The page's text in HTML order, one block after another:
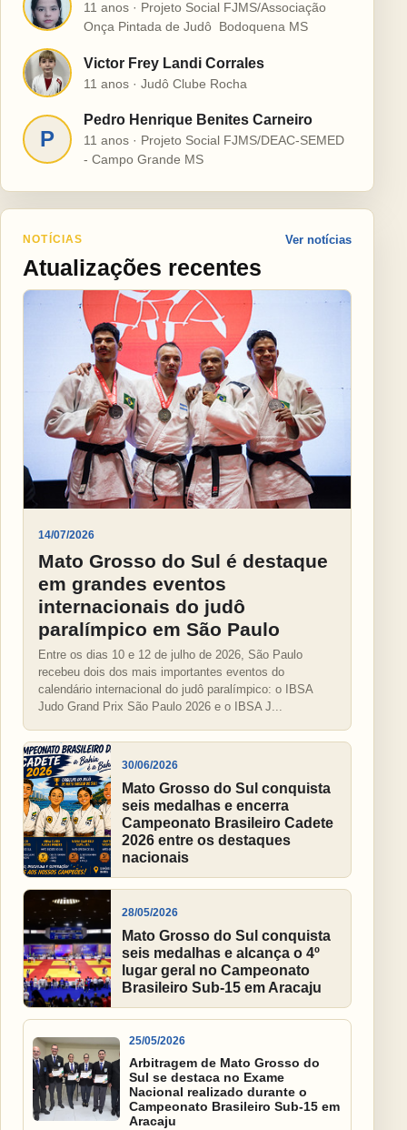
H
11 anos · Projeto Social FJMS/Associação
Onça Pintada de Judô  Bodoquena MS
V Victor Frey Landi Corrales
11 anos · Judô Clube Rocha
P
Pedro Henrique Benites Carneiro
11 anos · Projeto Social FJMS/DEAC-SEMED
- Campo Grande MS
NOTÍCIAS
Atualizações recentes
Ver notícias
14/07/2026
Mato Grosso do Sul é destaque
em grandes eventos
internacionais do judô
paralímpico em São Paulo
Entre os dias 10 e 12 de julho de 2026, São Paulo
recebeu dois dos mais importantes eventos do
calendário internacional do judô paralímpico: o IBSA
Judo Grand Prix São Paulo 2026 e o IBSA J...
30/06/2026
Mato Grosso do Sul conquista
seis medalhas e encerra
Campeonato Brasileiro Cadete
2026 entre os destaques
nacionais
28/05/2026
Mato Grosso do Sul conquista
seis medalhas e alcança o 4º
lugar geral no Campeonato
Brasileiro Sub-15 em Aracaju
25/05/2026
Arbitragem de Mato Grosso do
Sul se destaca no Exame
Nacional realizado durante o
Campeonato Brasileiro Sub-15 em
Aracaju